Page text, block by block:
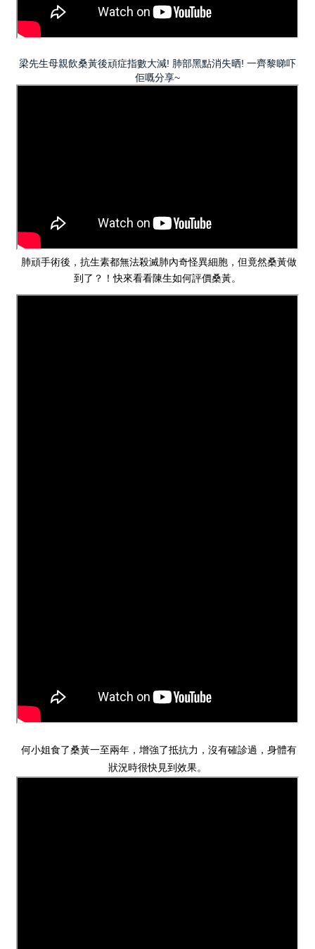
梁先生母親飲桑黃後頑症指數大減! 肺部黑點消失晒! 一齊黎睇吓
佢嘅分享~
肺頑手術後，抗生素都無法殺滅肺內奇怪異細胞，但竟然桑黃做
到了？！快來看看陳生如何評價桑黃。
何小姐食了桑黃一至兩年，增強了抵抗力，沒有確診過，身體有
狀況時很快見到效果。